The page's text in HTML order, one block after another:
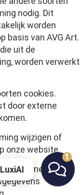
nodig. Dit
worden
basis van AVG Art.
uit de
worden verwerkt
cookies.
door externe
wijzigen of
onze website.
met ons
LuxiAI
1